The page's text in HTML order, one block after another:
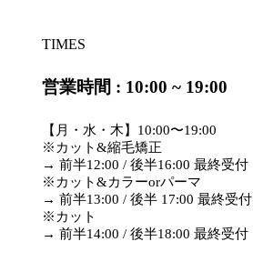
TIMES
営業時間 : 10:00 ~ 19:00
【月・水・木】10:00〜19:00
※カット&縮毛矯正
→ 前半12:00 / 後半16:00 最終受付
※カット&カラーorパーマ
→ 前半13:00 / 後半 17:00 最終受付
※カット
→ 前半14:00 / 後半18:00 最終受付